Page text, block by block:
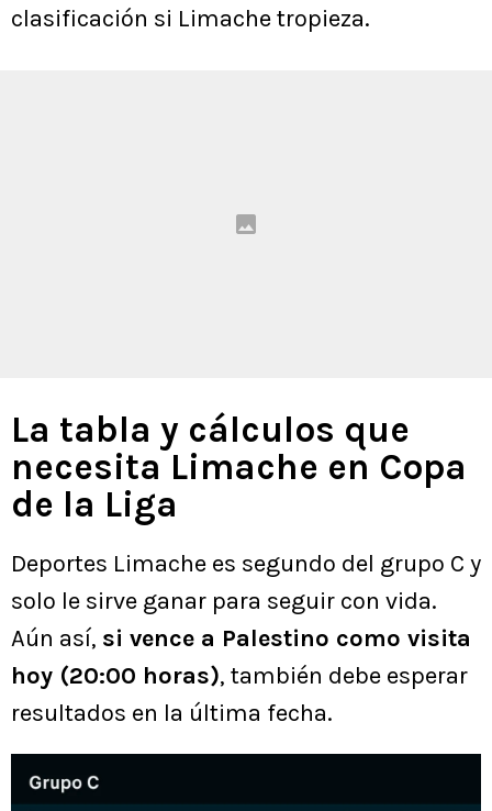
clasificación si Limache tropieza.
La tabla y cálculos que
necesita Limache en Copa
de la Liga
Deportes Limache es segundo del grupo C y
solo le sirve ganar para seguir con vida.
Aún así, si vence a Palestino como visita
hoy (20:00 horas), también debe esperar
resultados en la última fecha.